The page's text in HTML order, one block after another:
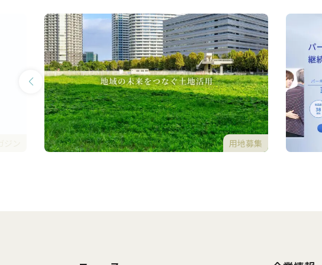
用地募集